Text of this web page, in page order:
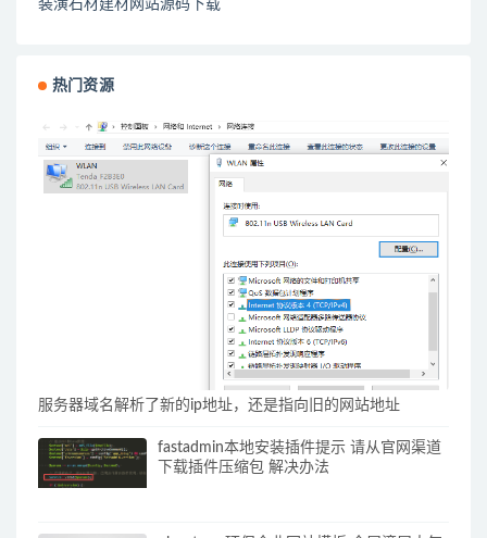
装潢石材建材网站源码下载
热门资源
服务器域名解析了新的ip地址，还是指向旧的网站地址
fastadmin本地安装插件提示 请从官网渠道
下载插件压缩包 解决办法